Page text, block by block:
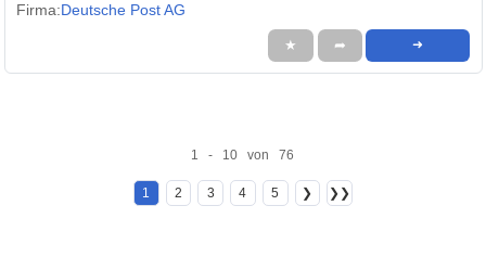
Firma:Deutsche Post AG
★ ➦ ➜
1 - 10 von 76
1 2 3 4 5 ❯ ❯❯